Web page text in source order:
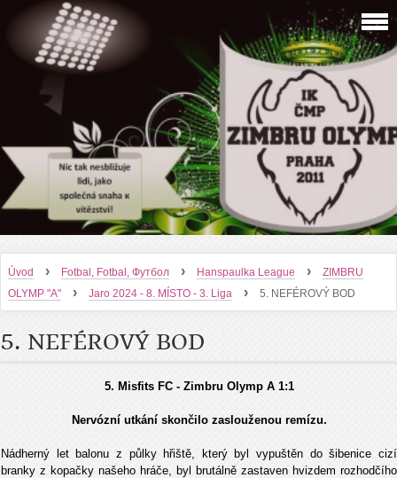
Úvod › Fotbal, Fotbal, Футбол › Hanspaulka League ›
ZIMBRU
OLYMP "A"
› Jaro 2024 - 8. MÍSTO - 3. Liga › 5. NEFÉROVÝ BOD
5. NEFÉROVÝ BOD
5. Misfits FC - Zimbru Olymp A 1:1
Nervózní utkání skončilo zaslouženou remízu.
Nádherný let balonu z půlky hřiště, který byl vypuštěn do šibenice cizí
branky z kopačky našeho hráče, byl brutálně zastaven hvizdem rozhodčího